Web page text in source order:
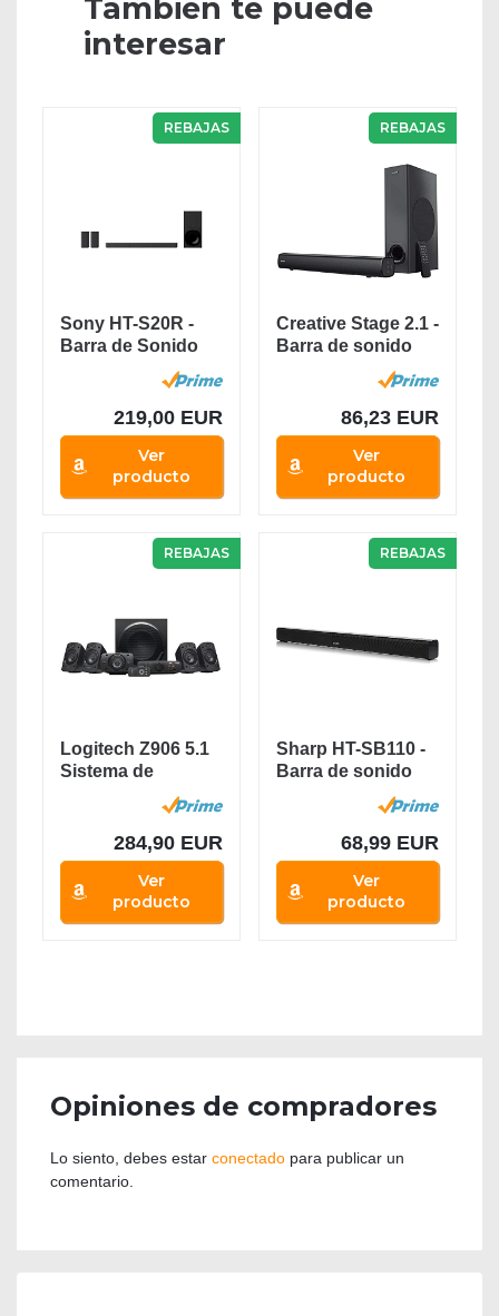
También te puede
interesar
REBAJAS
Sony HT-S20R -
Barra de Sonido
(5.1 Canales,...
219,00 EUR
Ver
producto
REBAJAS
Creative Stage 2.1 -
Barra de sonido
con subwoofer...
86,23 EUR
Ver
producto
REBAJAS
Logitech Z906 5.1
Sistema de
284,90 EUR
Ver
producto
REBAJAS
Sharp HT-SB110 -
Barra de sonido
cine en casa...
68,99 EUR
Ver
producto
Opiniones de compradores
Lo siento, debes estar conectado para publicar un
comentario.